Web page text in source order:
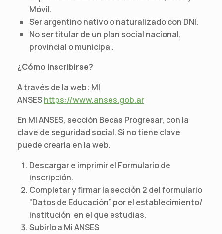
Móvil.
Ser argentino nativo o naturalizado con DNI.
No ser titular de un plan social nacional,
provincial o municipal.
¿Cómo inscribirse?
A través de la web: MI
ANSEShttps://www.anses.gob.ar
En MI ANSES, sección Becas Progresar, con la
clave de seguridad social. Si no tiene clave
puede crearla en la web.
Descargar e imprimir el Formulario de
inscripción.
Completar y firmar la sección 2 del formulario
“Datos de Educación” por el establecimiento/
institución en el que estudias.
Subirlo a Mi ANSES